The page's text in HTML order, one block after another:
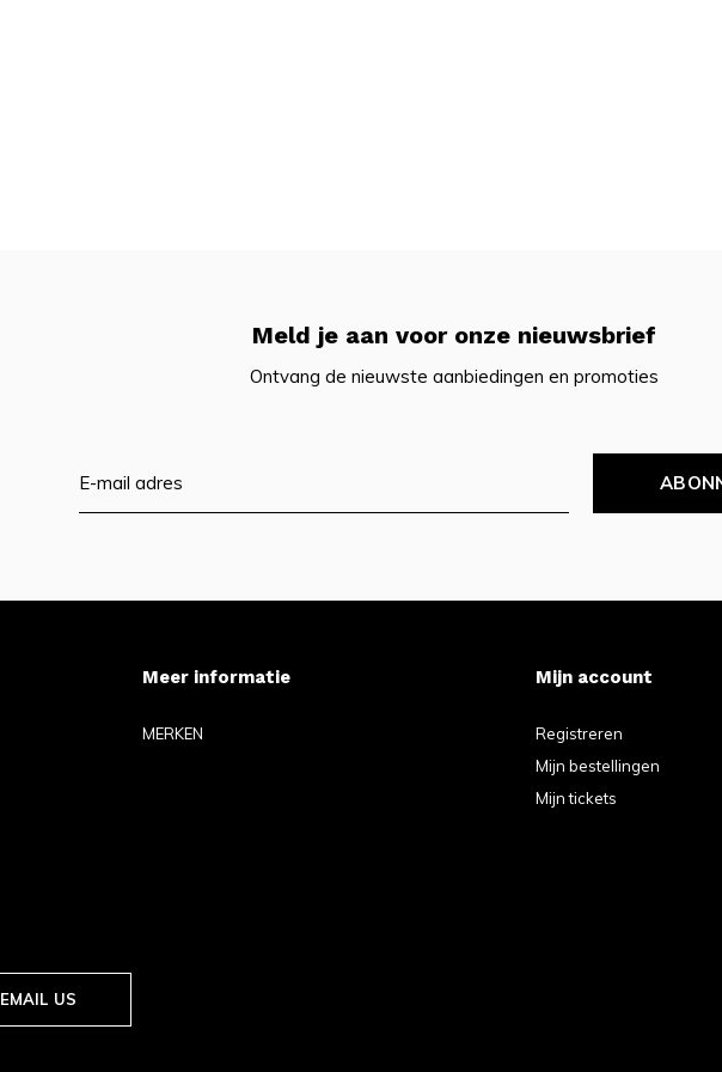
Meld je aan voor onze nieuwsbrief
Ontvang de nieuwste aanbiedingen en promoties
Meer informatie
MERKEN
Mijn account
Registreren
Mijn bestellingen
Mijn tickets
EMAIL US